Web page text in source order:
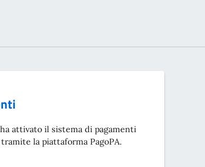
attivato il sistema di pagamenti
la piattaforma PagoPA.